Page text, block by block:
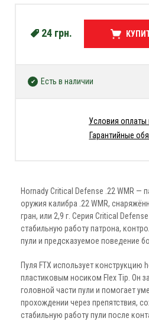
Hornady Critical Defense .22 WMR —
оружия калибра .22 WMR,
гран, или 2,9 г. Серия Critical
стабильную работу патрона,
пули и предсказуемое поведение
Пуля FTX использует конструкцию
пластиковым носиком Flex Tip. Он
головной части пули и помогает
прохождении через препятствия,
стабильную работу пули после
24 грн.
Есть в наличии
Условия оплаты
Гарантийные